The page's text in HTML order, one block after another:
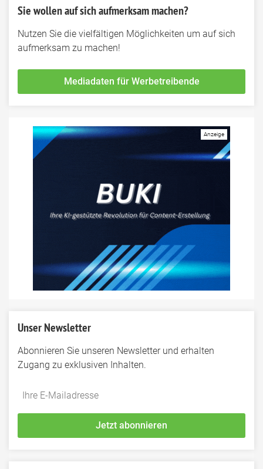
Sie wollen auf sich aufmerksam machen?
Nutzen Sie die vielfältigen Möglichkeiten um auf sich
aufmerksam zu machen!
Mediadaten für Werbetreibende
Unser Newsletter
Abonnieren Sie unseren Newsletter und erhalten
Zugang zu exklusiven Inhalten.
Do
fill
*Ihre
Mailadresse:
Jetzt abonnieren